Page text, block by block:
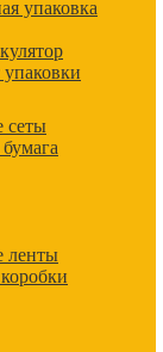
упаковка
упаковки
сеты
ленты